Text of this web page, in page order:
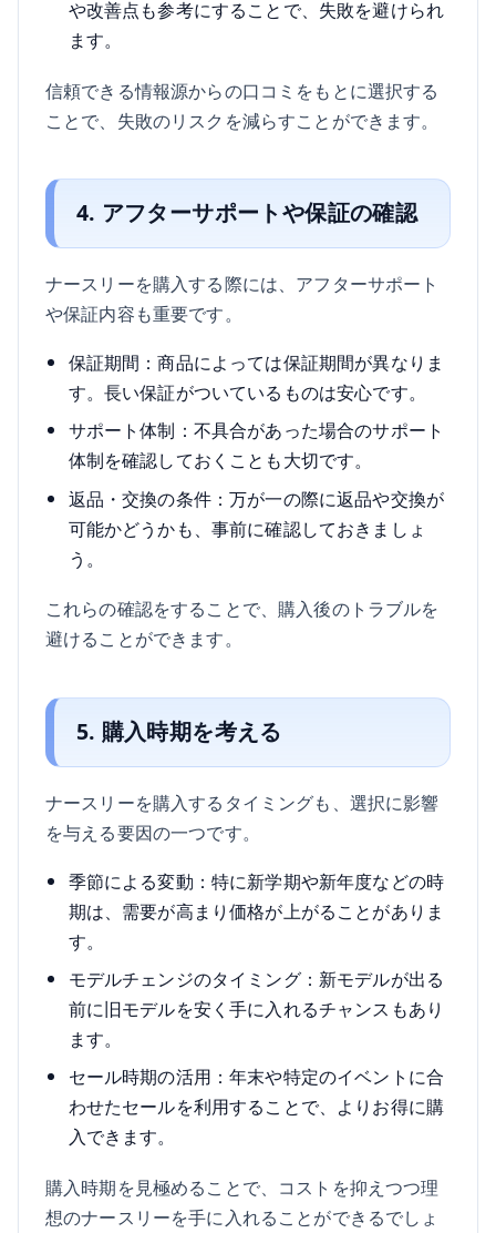
や改善点も参考にすることで、失敗を避けられ
ます。
信頼できる情報源からの口コミをもとに選択する
ことで、失敗のリスクを減らすことができます。
4. アフターサポートや保証の確認
ナースリーを購入する際には、アフターサポート
や保証内容も重要です。
保証期間：商品によっては保証期間が異なりま
す。長い保証がついているものは安心です。
サポート体制：不具合があった場合のサポート
体制を確認しておくことも大切です。
返品・交換の条件：万が一の際に返品や交換が
可能かどうかも、事前に確認しておきましょ
う。
これらの確認をすることで、購入後のトラブルを
避けることができます。
5. 購入時期を考える
ナースリーを購入するタイミングも、選択に影響
を与える要因の一つです。
季節による変動：特に新学期や新年度などの時
期は、需要が高まり価格が上がることがありま
す。
モデルチェンジのタイミング：新モデルが出る
前に旧モデルを安く手に入れるチャンスもあり
ます。
セール時期の活用：年末や特定のイベントに合
わせたセールを利用することで、よりお得に購
入できます。
購入時期を見極めることで、コストを抑えつつ理
想のナースリーを手に入れることができるでしょ